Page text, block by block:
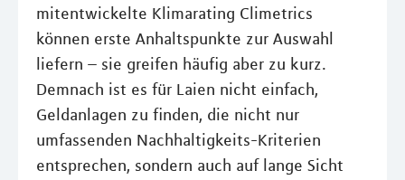
mitentwickelte Klimarating Climetrics
können erste Anhaltspunkte zur Auswahl
liefern – sie greifen häufig aber zu kurz.
Demnach ist es für Laien nicht einfach,
Geldanlagen zu finden, die nicht nur
umfassenden Nachhaltigkeits-Kriterien
entsprechen, sondern auch auf lange Sicht